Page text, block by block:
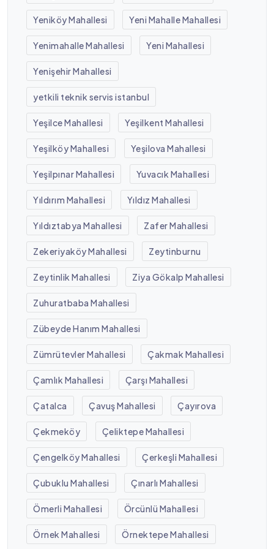
Yeniköy Mahallesi Yeni Mahalle Mahallesi
Yenimahalle Mahallesi Yeni Mahallesi
Yenişehir Mahallesi
yetkili teknik servis istanbul
Yeşilce Mahallesi Yeşilkent Mahallesi
Yeşilköy Mahallesi Yeşilova Mahallesi
Yeşilpınar Mahallesi Yuvacık Mahallesi
Yıldırım Mahallesi Yıldız Mahallesi
Yıldıztabya Mahallesi Zafer Mahallesi
Zekeriyaköy Mahallesi Zeytinburnu
Zeytinlik Mahallesi Ziya Gökalp Mahallesi
Zuhuratbaba Mahallesi
Zübeyde Hanım Mahallesi
Zümrütevler Mahallesi Çakmak Mahallesi
Çamlık Mahallesi Çarşı Mahallesi
Çatalca Çavuş Mahallesi Çayırova
Çekmeköy Çeliktepe Mahallesi
Çengelköy Mahallesi Çerkeşli Mahallesi
Çubuklu Mahallesi Çınarlı Mahallesi
Ömerli Mahallesi Örcünlü Mahallesi
Örnek Mahallesi Örnektepe Mahallesi